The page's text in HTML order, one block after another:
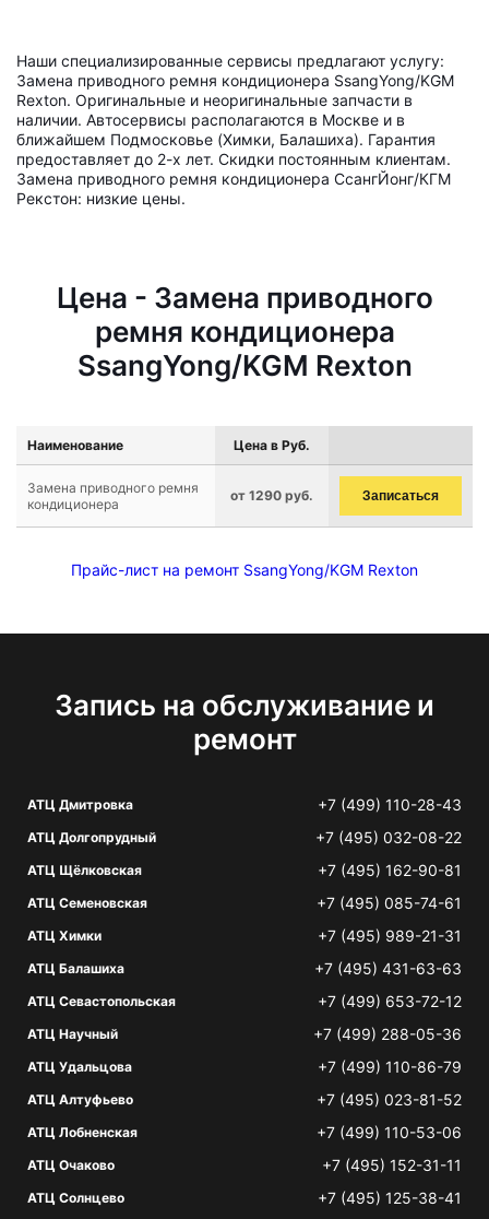
Наши специализированные сервисы предлагают услугу:
Замена приводного ремня кондиционера SsangYong/KGM
Rexton. Оригинальные и неоригинальные запчасти в
наличии. Автосервисы располагаются в Москве и в
ближайшем Подмосковье (Химки, Балашиха). Гарантия
предоставляет до 2-х лет. Скидки постоянным клиентам.
Замена приводного ремня кондиционера СсангЙонг/КГМ
Рекстон: низкие цены.
Цена - Замена приводного
ремня кондиционера
SsangYong/KGM Rexton
Наименование Цена в Руб.
Замена приводного ремня
кондиционера
от 1290 руб. Записаться
Прайс-лист на ремонт SsangYong/KGM Rexton
Запись на обслуживание и
ремонт
АТЦ Дмитровка +7 (499) 110-28-43
АТЦ Долгопрудный +7 (495) 032-08-22
АТЦ Щёлковская +7 (495) 162-90-81
АТЦ Семеновская +7 (495) 085-74-61
АТЦ Химки +7 (495) 989-21-31
АТЦ Балашиха +7 (495) 431-63-63
АТЦ Севастопольская +7 (499) 653-72-12
АТЦ Научный +7 (499) 288-05-36
АТЦ Удальцова +7 (499) 110-86-79
АТЦ Алтуфьево +7 (495) 023-81-52
АТЦ Лобненская +7 (499) 110-53-06
АТЦ Очаково +7 (495) 152-31-11
АТЦ Солнцево +7 (495) 125-38-41